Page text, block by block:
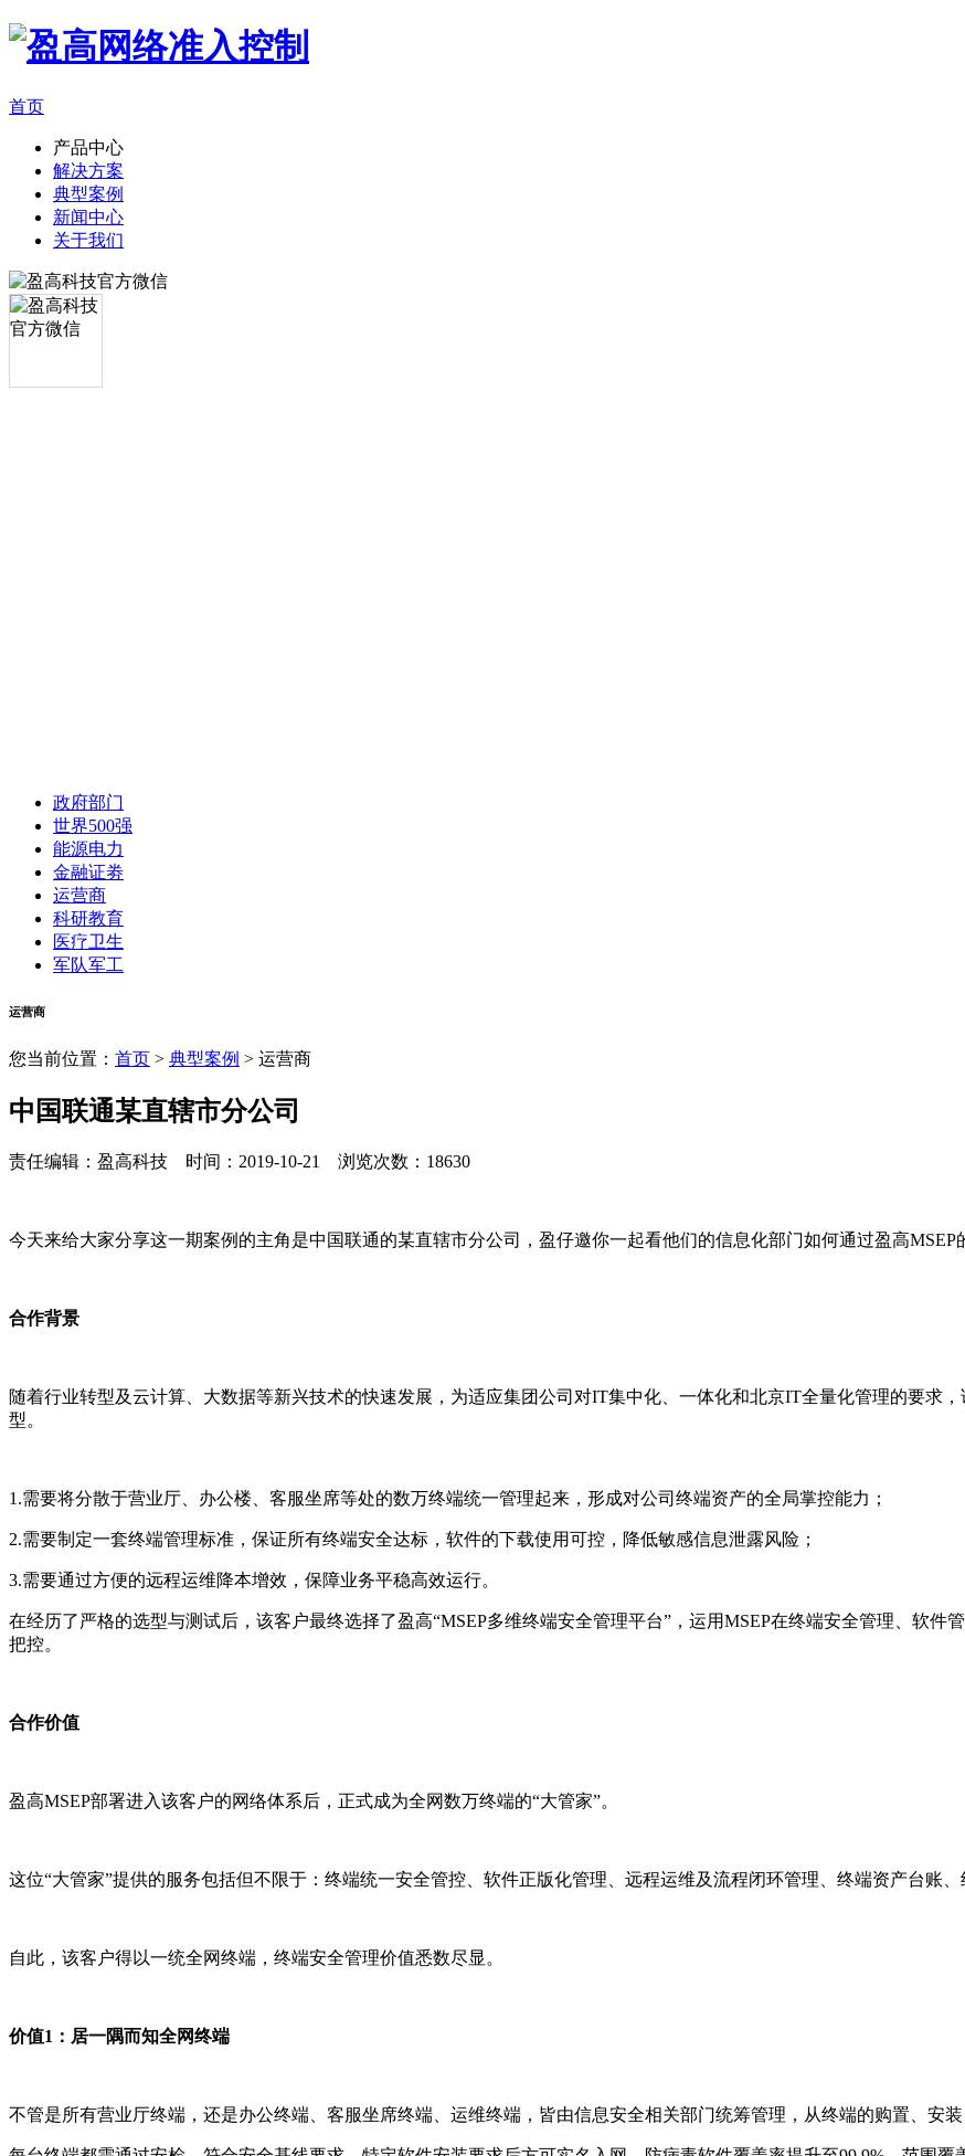
首页
产品中心
解决方案
典型案例
新闻中心
关于我们
政府部门
世界500强
能源电力
金融证劵
运营商
科研教育
医疗卫生
军队军工
运营商
您当前位置： 首页 > 典型案例 > 运营商
中国联通某直辖市分公司
责任编辑：盈高科技 时间：2019-10-21 浏览次数：18630
今天来给大家分享这一期案例的主角是中国联通的某直辖市分公司，盈仔邀你一起看他们的信息化部门如何通过盈高MSEP
合作背景
随着行业转型及云计算、大数据等新兴技术的快速发展，为适应集团公司对IT集中化、一体化和北京IT全量化管理的要求
型。
1.需要将分散于营业厅、办公楼、客服坐席等处的数万终端统一管理起来，形成对公司终端资产的全局掌控能力；
2.需要制定一套终端管理标准，保证所有终端安全达标，软件的下载使用可控，降低敏感信息泄露风险；
3.需要通过方便的远程运维降本增效，保障业务平稳高效运行。
在经历了严格的选型与测试后，该客户最终选择了盈高“MSEP多维终端安全管理平台”，运用MSEP在终端安全管理、软件
把控。
合作价值
盈高MSEP部署进入该客户的网络体系后，正式成为全网数万终端的“大管家”。
这位“大管家”提供的服务包括但不限于：终端统一安全管控、软件正版化管理、远程运维及流程闭环管理、终端资产台账
自此，该客户得以一统全网终端，终端安全管理价值悉数尽显。
价值1 ：居一隅而知全网终端
不管是所有营业厅终端，还是办公终端、客服坐席终端、运维终端，皆由信息安全相关部门统筹管理，从终端的购置、安